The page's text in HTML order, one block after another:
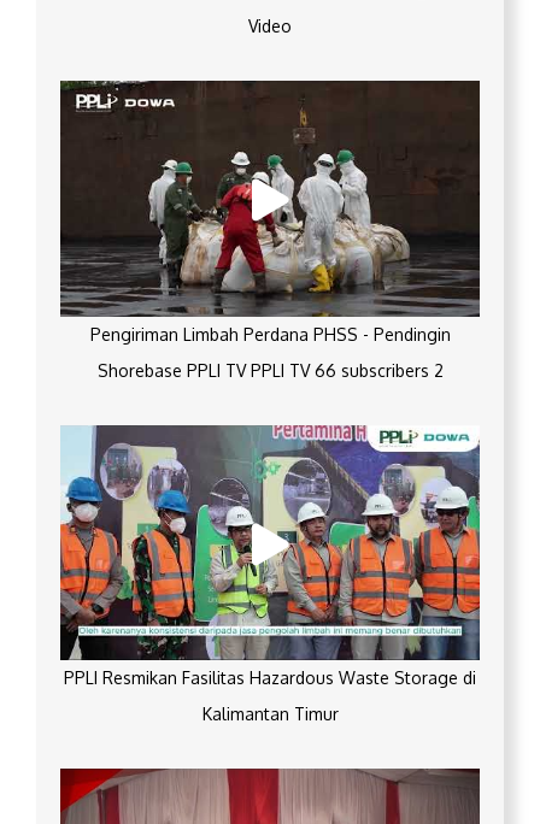
Video
Pengiriman Limbah Perdana PHSS - Pendingin
Shorebase PPLI TV PPLI TV 66 subscribers 2
PPLI Resmikan Fasilitas Hazardous Waste Storage di
Kalimantan Timur